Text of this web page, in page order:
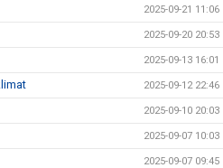
2025-09-21 11:06
2025-09-20 20:53
2025-09-13 16:01
2025-09-12 22:46
2025-09-10 20:03
2025-09-07 10:03
2025-09-07 09:45